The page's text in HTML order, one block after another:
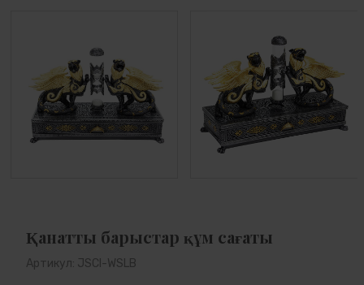
Қанатты барыстар құм сағаты
Артикул: JSCI-WSLB